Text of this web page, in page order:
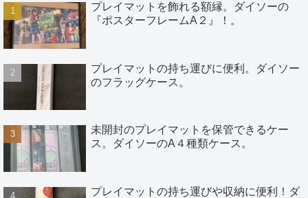
プレイマットを飾れる額縁。ダイソーの
『ポスターフレームA２』！。
プレイマットの持ち運びに便利。ダイソー
のフラッグケース。
未開封のプレイマットを保管できるケー
ス。ダイソーのA４種類ケース。
プレイマットの持ち運びや収納に便利！ダ